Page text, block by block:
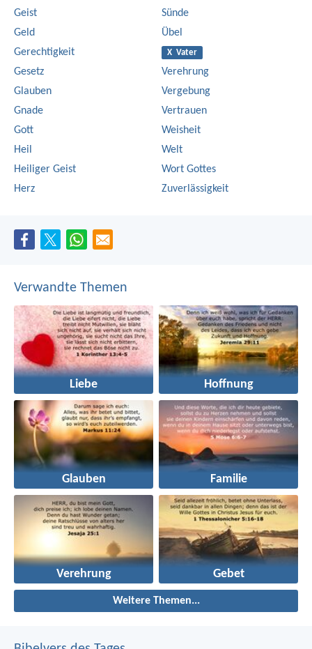
Geist
Geld
Gerechtigkeit
Gesetz
Glauben
Gnade
Gott
Heil
Heiliger Geist
Herz
Sünde
Übel
X Vater
Verehrung
Vergebung
Vertrauen
Weisheit
Welt
Wort Gottes
Zuverlässigkeit
Verwandte Themen
Liebe Hoffnung
Glauben Familie
Verehrung Gebet
Weitere Themen...